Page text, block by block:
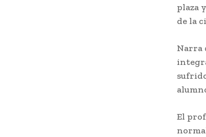
plaza
de la
Narra
El